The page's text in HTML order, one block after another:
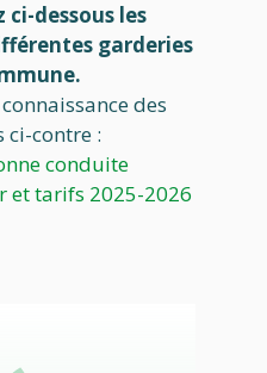
dessous les
garderies
des
ci-contre :
conduite
et tarifs 2025-2026